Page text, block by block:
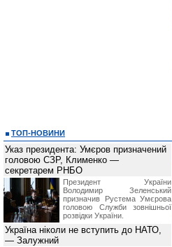
ТОП-НОВИНИ
Указ президента: Умєров призначений
головою СЗР, Клименко —
секретарем РНБО
Президент України
Володимир Зеленський
призначив Pустема Умєрова
головою Служби зовнішньої
розвідки України.
Україна ніколи не вступить до НАТО,
— Залужний